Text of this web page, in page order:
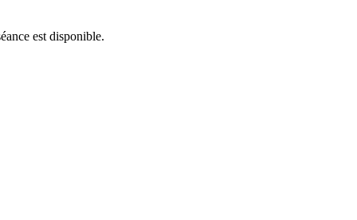
est disponible.